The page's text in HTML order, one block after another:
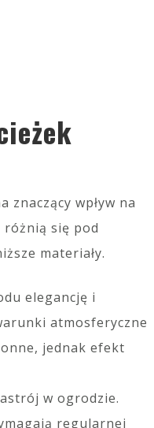
znaczący wpływ na
się pod
materiały.
elegancję i
atmosferyczne
jednak efekt
w ogrodzie.
regularnej